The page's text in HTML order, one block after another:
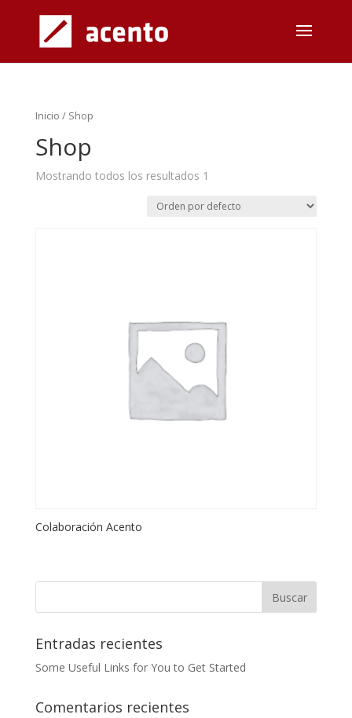
Inicio / Shop
Shop
Mostrando todos los resultados 1
Colaboración Acento
Entradas recientes
Some Useful Links for You to Get Started
Comentarios recientes